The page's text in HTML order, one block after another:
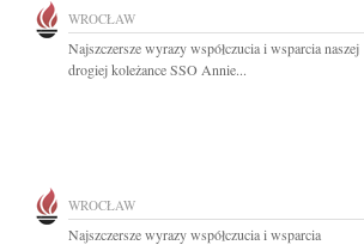
WROCŁAW
Najszczersze wyrazy współczucia i wsparcia naszej
drogiej koleżance SSO Annie...
WROCŁAW
Najszczersze wyrazy współczucia i wsparcia